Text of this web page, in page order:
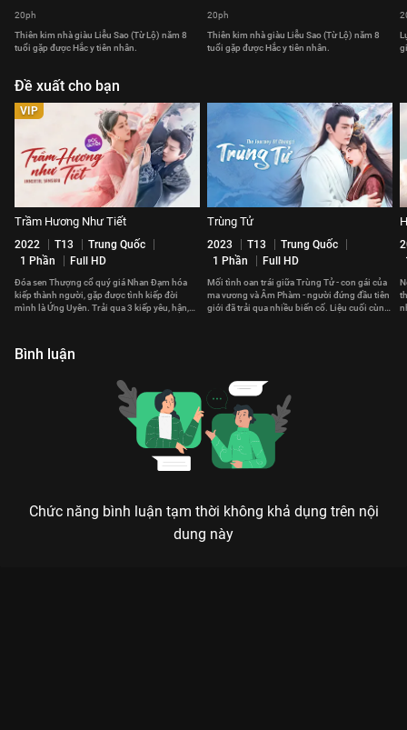
20ph
Thiên kim nhà giàu Liễu Sao (Từ Lộ) năm 8
tuổi gặp được Hắc y tiên nhân.
20ph
Thiên kim nhà giàu Liễu Sao (Từ Lộ) năm 8
tuổi gặp được Hắc y tiên nhân.
Đề xuất cho bạn
VIP
Trầm Hương Như Tiết
2022 T13
Trung Quốc
1 Phần
Full HD
Đóa sen Thượng cổ quý giá Nhan Đạm hóa
kiếp thành người, gặp được tình kiếp đời
mình là Ứng Uyên. Trải qua 3 kiếp yêu, hận,
Trùng Tử
2023 T13
Trung Quốc
1 Phần
Full HD
Mối tình oan trái giữa Trùng Tử - con gái của
ma vương và Âm Phàm - người đứng đầu tiên
giới đã trải qua nhiều biến cố. Liệu cuối cùng,
Bình luận
Chức năng bình luận tạm thời không khả dụng trên nội
dung này